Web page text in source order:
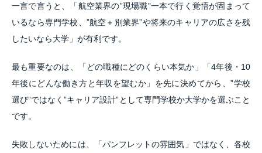
一言で言うと、「航空業界の”現場職”一本で行く覚悟が固まって
いるなら専門学校、”航空＋別業界”や将来のキャリアの広さを残
したいなら大学」が有利です。
最も重要なのは、「どの職種にどのくらい本気か」「4年後・10
年後にどんな働き方と年収を望むか」を先に決めてから、”学校
選び”ではなく”キャリア設計”として専門学校か大学かを選ぶこと
です。
失敗しないためには、「パンフレットの雰囲気」ではなく、各校